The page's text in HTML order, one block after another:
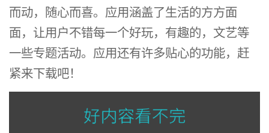
而动，随心而喜。应用涵盖了生活的方方面
面，让用户不错每一个好玩，有趣的，文艺等
一些专题活动。应用还有许多贴心的功能，赶
紧来下载吧！